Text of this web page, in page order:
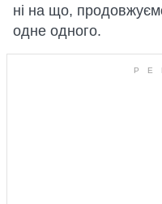
ні на що,
одне одного.